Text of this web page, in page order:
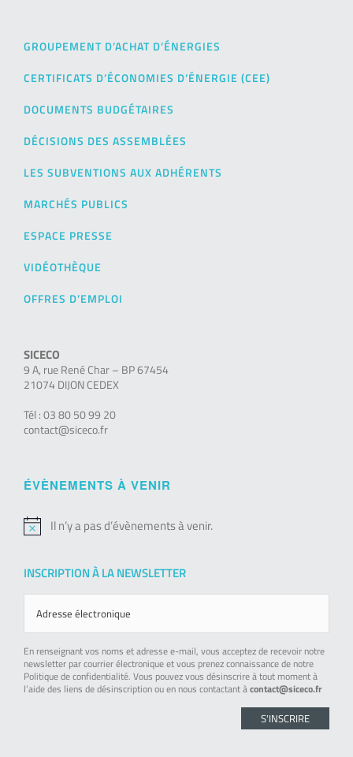
GROUPEMENT D’ACHAT D’ÉNERGIES
CERTIFICATS D’ÉCONOMIES D’ÉNERGIE (CEE)
DOCUMENTS BUDGÉTAIRES
DÉCISIONS DES ASSEMBLÉES
LES SUBVENTIONS AUX ADHÉRENTS
MARCHÉS PUBLICS
ESPACE PRESSE
VIDÉOTHÈQUE
OFFRES D’EMPLOI
SICECO
9 A, rue René Char – BP 67454
21074 DIJON CEDEX
Tél : 03 80 50 99 20
contact@siceco.fr
ÉVÈNEMENTS À VENIR
Notice
Il n’y a pas d’évènements à venir.
INSCRIPTION À LA NEWSLETTER
En renseignant vos noms et adresse e-mail, vous acceptez de recevoir notre
newsletter par courrier électronique et vous prenez connaissance de notre
Politique de confidentialité. Vous pouvez vous désinscrire à tout moment à
l’aide des liens de désinscription ou en nous contactant àcontact@siceco.fr